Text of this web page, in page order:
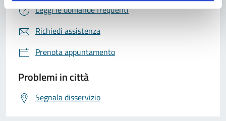
Leggi le domande frequenti
Richiedi assistenza
Prenota appuntamento
Problemi in città
Segnala disservizio